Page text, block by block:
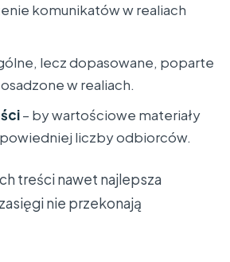
komunikatów w realiach
lecz dopasowane, poparte
w realiach.
– by wartościowe materiały
liczby odbiorców.
treści nawet najlepsza
nie przekonają